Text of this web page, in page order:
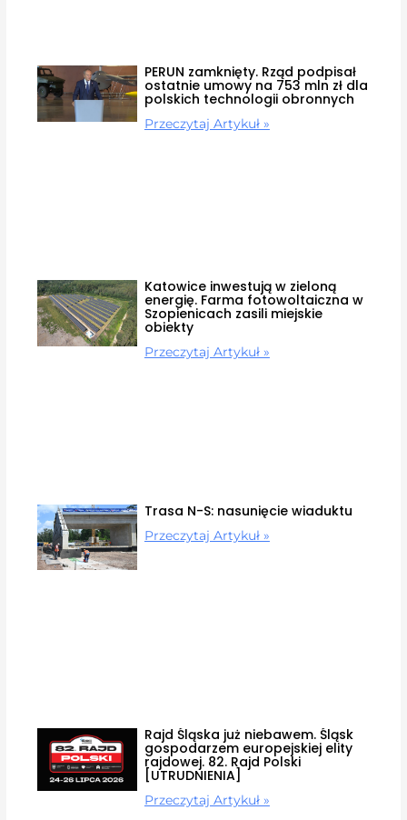
PERUN zamknięty. Rząd podpisał
ostatnie umowy na 753 mln zł dla
polskich technologii obronnych
Przeczytaj Artykuł »
Katowice inwestują w zieloną
energię. Farma fotowoltaiczna w
Szopienicach zasili miejskie
obiekty
Przeczytaj Artykuł »
Trasa N-S: nasunięcie wiaduktu
Przeczytaj Artykuł »
Rajd Śląska już niebawem. Śląsk
gospodarzem europejskiej elity
rajdowej. 82. Rajd Polski
[UTRUDNIENIA]
Przeczytaj Artykuł »